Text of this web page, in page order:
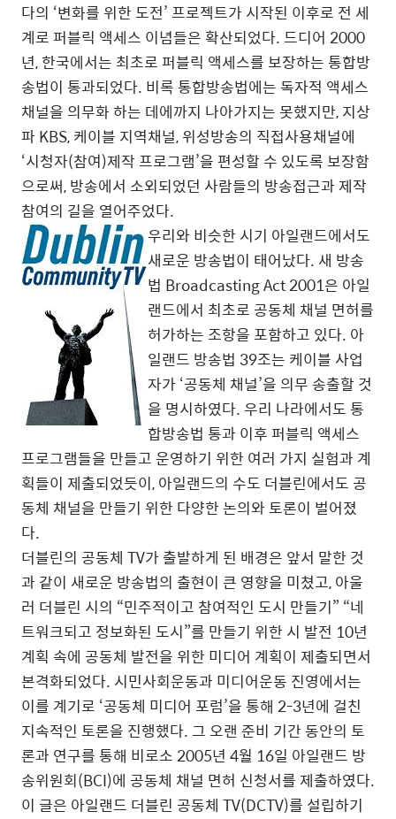
다의 ‘변화를 위한 도전’ 프로젝트가 시작된 이후로 전 세
계로 퍼블릭 액세스 이념들은 확산되었다. 드디어 2000
년, 한국에서는 최초로 퍼블릭 액세스를 보장하는 통합방
송법이 통과되었다. 비록 통합방송법에는 독자적 액세스
채널을 의무화 하는 데에까지 나아가지는 못했지만, 지상
파 KBS, 케이블 지역채널, 위성방송의 직접사용채널에
‘시청자(참여)제작 프로그램’을 편성할 수 있도록 보장함
으로써, 방송에서 소외되었던 사람들의 방송접근과 제작
참여의 길을 열어주었다.
우리와 비슷한 시기 아일랜드에서도
새로운 방송법이 태어났다. 새 방송
법 Broadcasting Act 2001은 아일
랜드에서 최초로 공동체 채널 면허를
허가하는 조항을 포함하고 있다. 아
일랜드 방송법 39조는 케이블 사업
자가 ‘공동체 채널’을 의무 송출할 것
을 명시하였다. 우리 나라에서도 통
합방송법 통과 이후 퍼블릭 액세스
프로그램들을 만들고 운영하기 위한 여러 가지 실험과 계
획들이 제출되었듯이, 아일랜드의 수도 더블린에서도 공
동체 채널을 만들기 위한 다양한 논의와 토론이 벌어졌
다.
더블린의 공동체 TV가 출발하게 된 배경은 앞서 말한 것
과 같이 새로운 방송법의 출현이 큰 영향을 미쳤고, 아울
러 더블린 시의 “민주적이고 참여적인 도시 만들기” “네
트워크되고 정보화된 도시”를 만들기 위한 시 발전 10년
계획 속에 공동체 발전을 위한 미디어 계획이 제출되면서
본격화되었다. 시민사회운동과 미디어운동 진영에서는
이를 계기로 ‘공동체 미디어 포럼’을 통해 2-3년에 걸친
지속적인 토론을 진행했다. 그 오랜 준비 기간 동안의 토
론과 연구를 통해 비로소 2005년 4월 16일 아일랜드 방
송위원회(BCI)에 공동체 채널 면허 신청서를 제출하였다.
이 글은 아일랜드 더블린 공동체 TV(DCTV)를 설립하기